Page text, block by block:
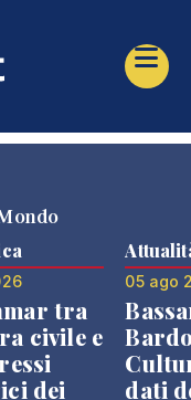
tra
civile e
dei
05 ago
dati